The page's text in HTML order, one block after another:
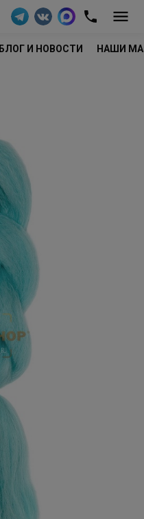
БЛОГ И НОВОСТИ НАШИ